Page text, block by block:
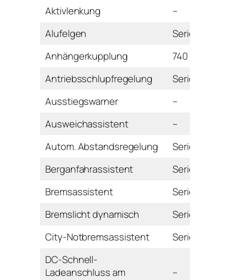
Aktivlenkung
–
Alufelgen
Serie
Anhängerkupplung
740 Euro
Antriebsschlupfregelung
Serie
Ausstiegswarner
–
Ausweichassistent
–
Autom. Abstandsregelung
Serie
Berganfahrassistent
Serie
Bremsassistent
Serie
Bremslicht dynamisch
Serie
City-Notbremsassistent
Serie
DC-Schnell-
Ladeanschluss am
–